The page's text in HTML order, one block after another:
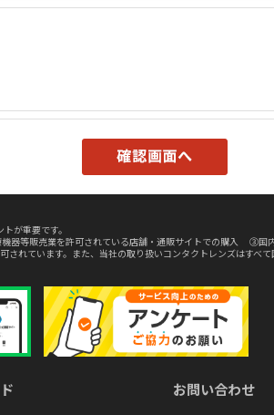
が重要です。
等販売業を許可されている店舗・通販サイトでの購入 ③国
れています。また、当社の取り扱いコンタクトレンズはすべ
お問い合わせ